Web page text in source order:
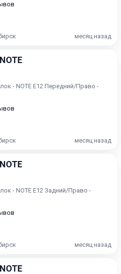
месяц назад
- NOTE E12 Передний/Право -
месяц назад
- NOTE E12 Задний/Право -
месяц назад